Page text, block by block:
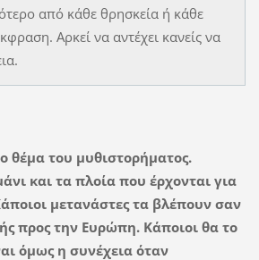
από κάθε θρησκεία ή κάθε
Αρκεί να αντέχει κανείς να
θέμα του μυθιστορήματος.
και τα πλοία που έρχονται για
μετανάστες τα βλέπουν σαν
προς την Ευρώπη. Κάποιοι θα το
όμως η συνέχεια όταν